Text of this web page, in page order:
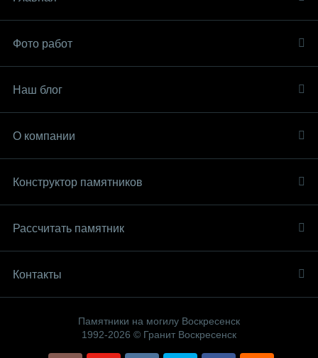
Фото работ
Наш блог
О компании
Конструктор памятников
Рассчитать памятник
Контакты
Памятники на могилу Воскресенск
1992-2026 © Гранит Воскресенск